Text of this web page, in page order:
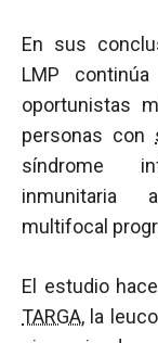
En sus
LMP
oportunistas
personas con
síndrome
inmunitaria
multifocal
El estudio
TARGA, la